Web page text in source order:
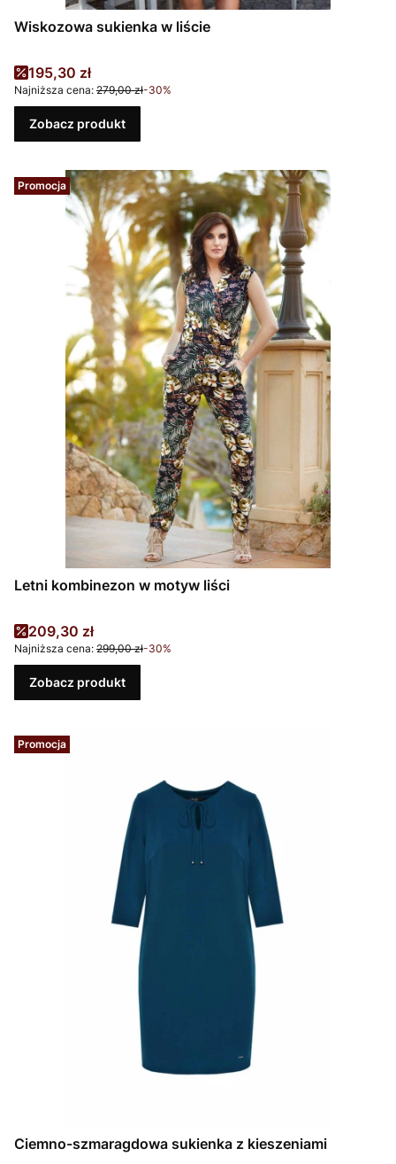
Wiskozowa sukienka w liście
Cena promocyjna
195,30 zł
Najniższa cena: 279,00 zł-30%
Zobacz produkt
Promocja
Letni kombinezon w motyw liści
Cena promocyjna
209,30 zł
Najniższa cena: 299,00 zł-30%
Zobacz produkt
Promocja
Ciemno-szmaragdowa sukienka z kieszeniami